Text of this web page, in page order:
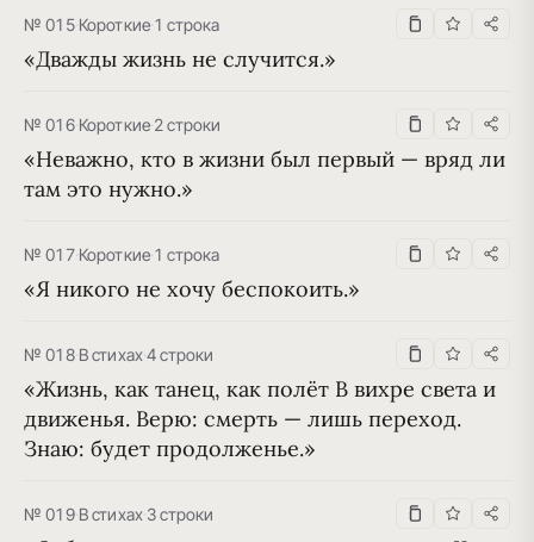
№ 015·Короткие·1 строка
«Дважды жизнь не случится.»
№ 016·Короткие·2 строки
«Неважно, кто в жизни был первый — вряд ли
там это нужно.»
№ 017·Короткие·1 строка
«Я никого не хочу беспокоить.»
№ 018·В стихах·4 строки
«Жизнь, как танец, как полёт В вихре света и
движенья. Верю: смерть — лишь переход.
Знаю: будет продолженье.»
№ 019·В стихах·3 строки